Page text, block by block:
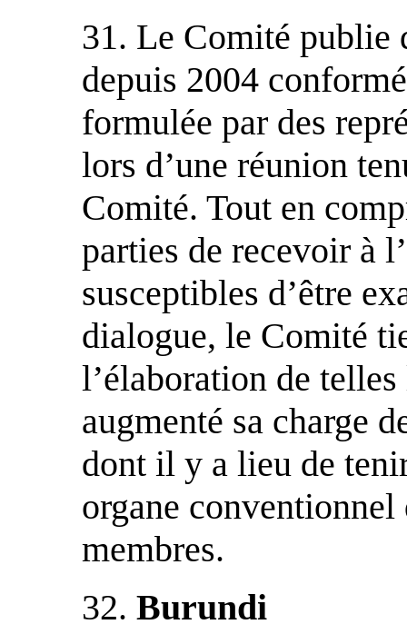
31. Le Comité publie
depuis 2004
formulée par des
lors d’une réunion
Comité. Tout en
parties de recevoir à
susceptibles d’être
dialogue, le Comité
l’élaboration de
augmenté sa charge
dont il y a lieu de
organe
membres.
32. Burundi